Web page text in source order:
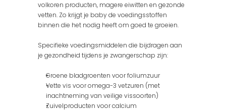
volkoren producten, magere eiwitten en gezonde
vetten. Zo krijgt je baby de voedingsstoffen
binnen die het nodig heeft om goed te groeien.
Specifieke voedingsmiddelen die bijdragen aan
je gezondheid tijdens je zwangerschap zijn:
Groene bladgroenten voor foliumzuur
Vette vis voor omega-3 vetzuren (met
inachtneming van veilige vissoorten)
Zuivelproducten voor calcium